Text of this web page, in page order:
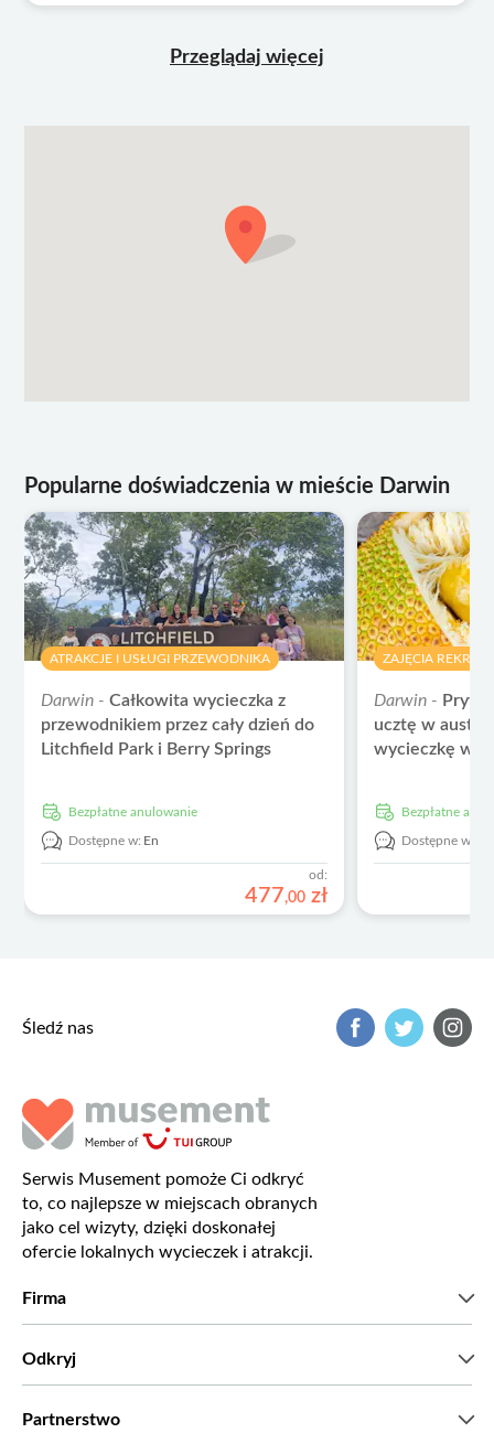
Przeglądaj więcej
Popularne doświadczenia w mieście Darwin
ATRAKCJE I USŁUGI PRZEWODNIKA
Darwin -Całkowita wycieczka z
przewodnikiem przez cały dzień do
Litchfield Park i Berry Springs
Bezpłatne anulowanie
Dostępne w: En
od:
477,00 zł
ZAJĘCIA
Darwin -
ucztę w
wycieczkę
Bezpłatne
Dostępne w:
Śledź nas
Serwis Musement pomoże Ci odkryć
to, co najlepsze w miejscach obranych
jako cel wizyty, dzięki doskonałej
ofercie lokalnych wycieczek i atrakcji.
Firma
Odkryj
Partnerstwo